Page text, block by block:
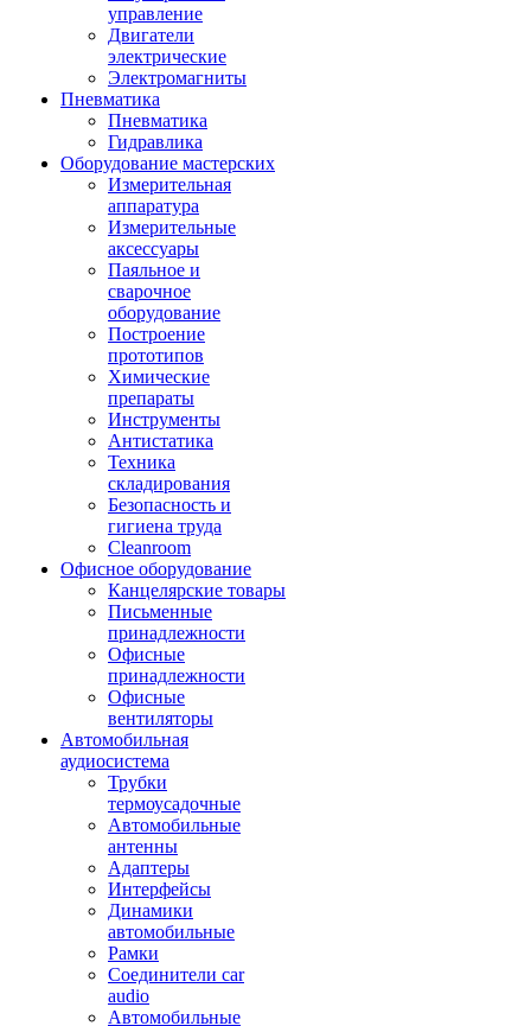
управление
Двигатели
электрические
Электромагниты
Пневматика
Пневматика
Гидравлика
Оборудование мастерских
Измерительная
аппаратура
Измерительные
аксессуары
Паяльное и
сварочное
оборудование
Построение
прототипов
Химические
препараты
Инструменты
Aнтистатика
Техника
складирования
Безопасность и
гигиена труда
Cleanroom
Офисное оборудование
Канцелярские товары
Письменные
принадлежности
Офисные
принадлежности
Офисные
вентиляторы
Автомобильная
аудиосистема
Трубки
термоусадочные
Автомобильные
антенны
Адаптеры
Интерфейсы
Динамики
автомобильные
Рамки
Соединители car
audio
Автомобильные